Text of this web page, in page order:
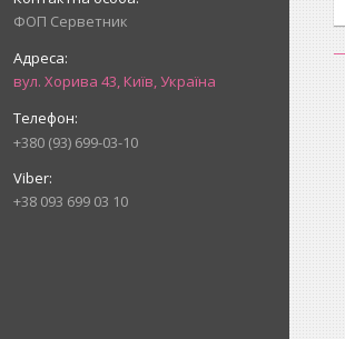
ФОП Серветник
вул. Хорива 43, Київ, Україна
+380 (93) 699-03-10
+38 093 699 03 10